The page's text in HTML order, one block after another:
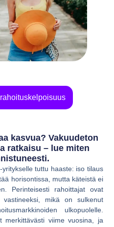
kasvua? Vakuudeton
ratkaisu – lue miten
tuttu haaste: iso tilaus
horisontissa, mutta käteistä ei
Perinteisesti rahoittajat ovat
vastineeksi, mikä on sulkenut
ulkopuolelle.
merkittävästi viime vuosina, ja